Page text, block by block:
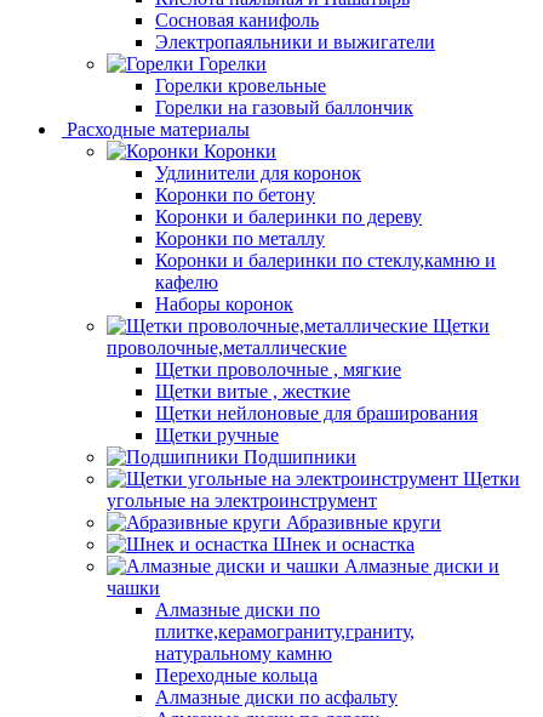
Сосновая канифоль
Электропаяльники и выжигатели
Горелки
Горелки кровельные
Горелки на газовый баллончик
Расходные материалы
Коронки
Удлинители для коронок
Коронки по бетону
Коронки и балеринки по дереву
Коронки по металлу
Коронки и балеринки по стеклу,камню и
кафелю
Наборы коронок
Щетки
проволочные,металлические
Щетки проволочные , мягкие
Щетки витые , жесткие
Щетки нейлоновые для браширования
Щетки ручные
Подшипники
Щетки
угольные на электроинструмент
Абразивные круги
Шнек и оснастка
Алмазные диски и
чашки
Алмазные диски по
плитке,керамограниту,граниту,
натуральному камню
Переходные кольца
Алмазные диски по асфальту